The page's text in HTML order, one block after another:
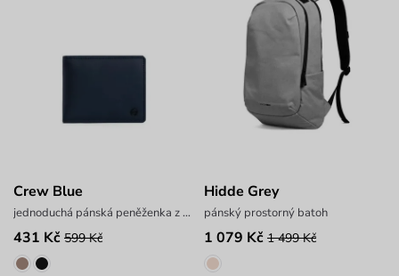
Crew Blue
jednoduchá pánská peněženka z hladkého materiálu
431 Kč 599 Kč
Hidde Grey
pánský prostorný batoh
1 079 Kč 1 499 Kč